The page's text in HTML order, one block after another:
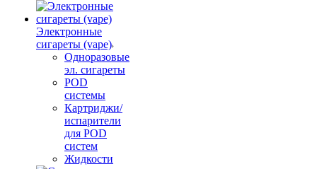
Электронные
сигареты (vape)
Одноразовые
эл. сигареты
POD
системы
Картриджи/
испарители
для POD
систем
Жидкости